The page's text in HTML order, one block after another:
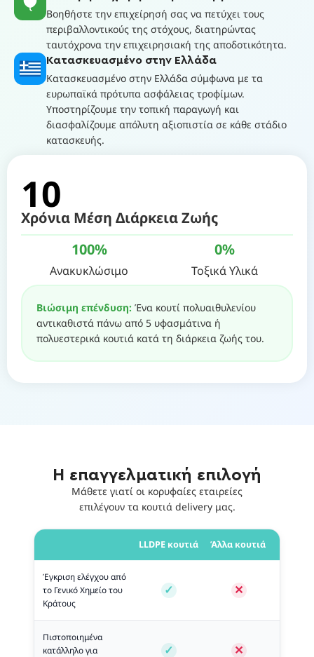
Βοηθήστε την επιχείρησή σας να πετύχει τους
περιβαλλοντικούς της στόχους, διατηρώντας
ταυτόχρονα την επιχειρησιακή της αποδοτικότητα.
Κατασκευασμένο στην Ελλάδα
Κατασκευασμένο στην Ελλάδα σύμφωνα με τα
ευρωπαϊκά πρότυπα ασφάλειας τροφίμων.
Υποστηρίζουμε την τοπική παραγωγή και
διασφαλίζουμε απόλυτη αξιοπιστία σε κάθε στάδιο
κατασκευής.
10
Χρόνια Μέση Διάρκεια Ζωής
Ανακυκλώσιμο
100%
Τοξικά Υλικά
0%
Βιώσιμη επένδυση: Ένα κουτί πολυαιθυλενίου
αντικαθιστά πάνω από 5 υφασμάτινα ή
πολυεστερικά κουτιά κατά τη διάρκεια ζωής του.
Η επαγγελματική επιλογή
Μάθετε γιατί οι κορυφαίες εταιρείες
επιλέγουν τα κουτιά delivery μας.
LLDPE κουτιά Άλλα κουτιά
Έγκριση ελέγχου από
το Γενικό Χημείο του
Κράτους
Πιστοποιημένα
κατάλληλο για